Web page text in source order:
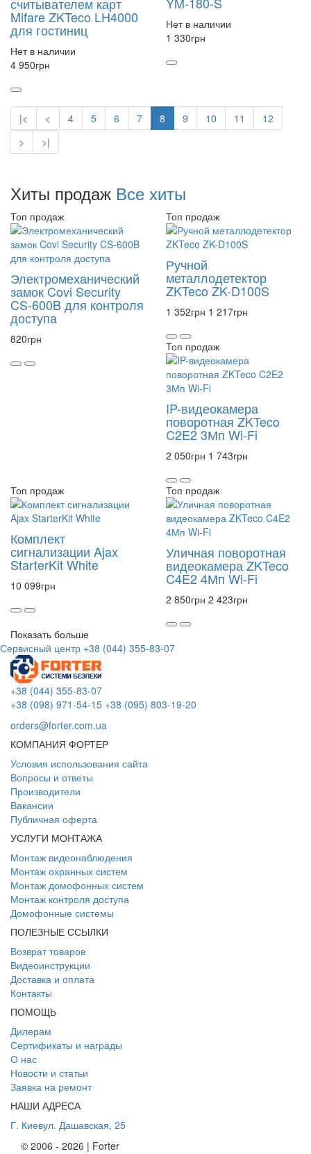
считывателем карт
Mifare ZKTeco LH4000
для гостиниц
Нет в наличии
4 950грн
Нет в наличии
1 330грн
|< < 4 5 6 7 8 9 10 11
12
>
>|
Хиты продаж Все хиты
Топ продаж
Электромеханический
замок Covi Security
CS-600B для контроля
доступа
820грн
Топ продаж
Ручной
металлодетектор
ZKTeco ZK-D100S
1 352грн 1 217грн
Топ продаж
IP-видеокамера
поворотная ZKTeco
C2E2 3Мп Wi-Fi
2 050грн 1 743грн
Топ продаж
Комплект
сигнализации Ajax
StarterKit White
10 099грн
Топ продаж
Уличная поворотная
видеокамера ZKTeco
C4E2 4Мп Wi-Fi
2 850грн 2 423грн
Показать больше
Сервисный центр +38 (044) 355-83-07
+38 (044) 355-83-07
+38 (098) 971-54-15 +38 (095) 803-19-20
orders@forter.com.ua
КОМПАНИЯ ФОРТЕР
Условия использования сайта
Вопросы и ответы
Производители
Вакансии
Публичная оферта
УСЛУГИ МОНТАЖА
Монтаж видеонаблюдения
Монтаж охранных систем
Монтаж домофонных систем
Монтаж контроля доступа
Домофонные системы
ПОЛЕЗНЫЕ ССЫЛКИ
Возврат товаров
Видеоинструкции
Доставка и оплата
Контакты
ПОМОЩЬ
Дилерам
Сертификаты и награды
О нас
Новости и статьи
Заявка на ремонт
НАШИ АДРЕСА
Г. Киевул. Дашавская, 25
© 2006 - 2026 | Forter